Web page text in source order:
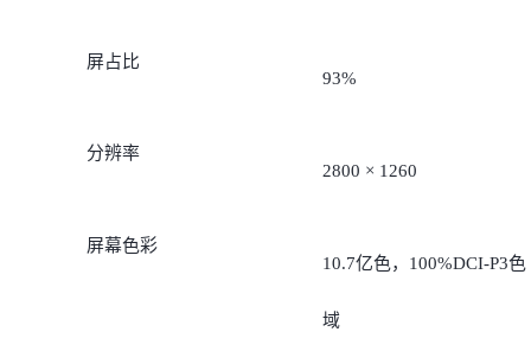
屏占比
93%
分辨率
2800 × 1260
屏幕色彩
10.7亿色，100%DCI-P3色
域